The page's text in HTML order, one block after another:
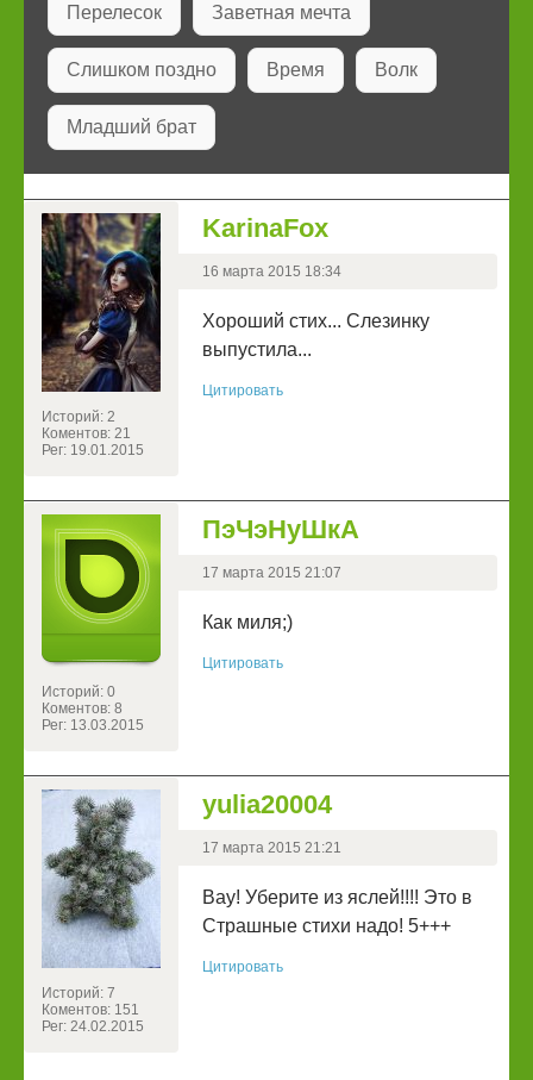
Перелесок Заветная мечта
Слишком поздно Время Волк
Младший брат
Историй: 2
Коментов: 21
Рег: 19.01.2015
KarinaFox
16 марта 2015 18:34
Хороший стих... Слезинку
выпустила...
Цитировать
Историй: 0
Коментов: 8
Рег: 13.03.2015
ПэЧэНуШкА
17 марта 2015 21:07
Как миля;)
Цитировать
Историй: 7
Коментов: 151
Рег: 24.02.2015
yulia20004
17 марта 2015 21:21
Вау! Уберите из яслей!!!! Это в
Страшные стихи надо! 5+++
Цитировать